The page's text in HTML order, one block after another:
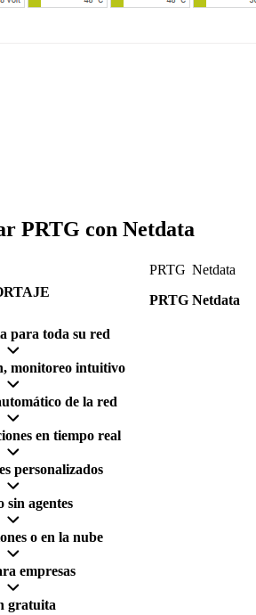
PRTG con Netdata
PRTG
PRTG
Netdata
Netdata
para toda su red
monitoreo intuitivo
de la red
en tiempo real
personalizados
sin agentes
o en la nube
empresas
gratuita